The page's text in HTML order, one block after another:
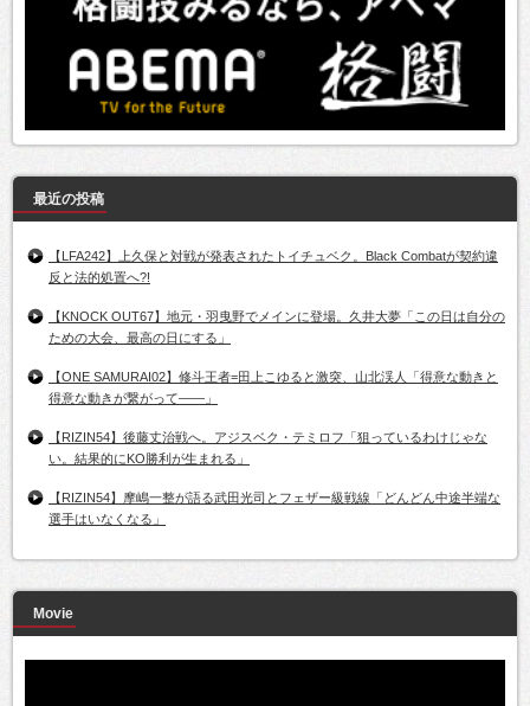
最近の投稿
【LFA242】上久保と対戦が発表されたトイチュベク。Black Combatが契約違
反と法的処置へ?!
【KNOCK OUT67】地元・羽曳野でメインに登場。久井大夢「この日は自分の
ための大会、最高の日にする」
【ONE SAMURAI02】修斗王者=田上こゆると激突、山北渓人「得意な動きと
得意な動きが繋がって――」
【RIZIN54】後藤丈治戦へ。アジスベク・テミロフ「狙っているわけじゃな
い。結果的にKO勝利が生まれる」
【RIZIN54】摩嶋一整が語る武田光司とフェザー級戦線「どんどん中途半端な
選手はいなくなる」
Movie